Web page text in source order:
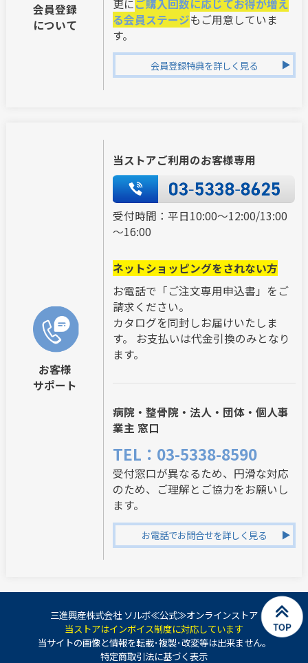
会員登録
について
更にご購入回数に応じてお得が増え
る会員ステージもご用意していま
す。
会員登録特典を詳しく見る
お客様
サポート
当ストアご利用のお客様専用
受付時間：平日10:00～12:00/13:00
～16:00
ネットショッピングをされない方
お電話で「ご注文専用申込書」をご
請求ください。
カタログを同封しお届けいたしま
す。 お支払いは代金引換のみとなり
ます。
病院・整骨院・法人・団体・個人事
業主 窓口
TEL：03-5338-8590
受付窓口が異なるため、円滑な対応
のため、ご理解とご協力をお願いし
ます。
お電話でお問合せを詳しく見る
三進興産株式会社 ソルボ≪公式≫オンラインストア
当ストアはインボイス制度に対応しています
当サイトの画像と情報を転載･複製･改変等は出来ません。
特定商取引法に基づく表示